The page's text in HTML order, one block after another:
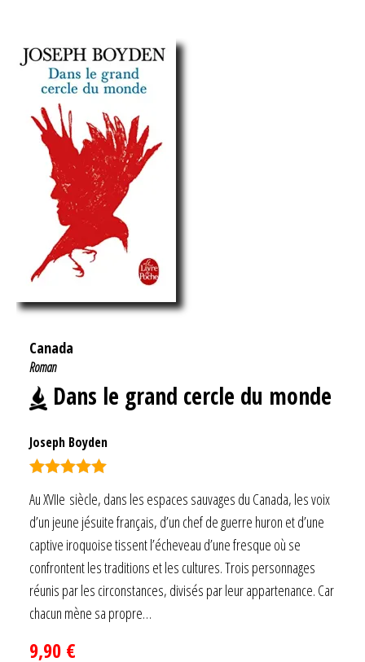
Canada
Roman
Dans le grand cercle du monde
Joseph Boyden
Au XVIIe siècle, dans les espaces sauvages du Canada, les voix
d’un jeune jésuite français, d’un chef de guerre huron et d’une
captive iroquoise tissent l’écheveau d’une fresque où se
confrontent les traditions et les cultures. Trois personnages
réunis par les circonstances, divisés par leur appartenance. Car
chacun mène sa propre…
9,90 €